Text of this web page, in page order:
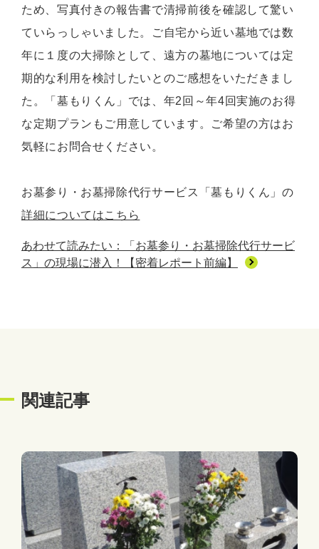
ため、写真付きの報告書で清掃前後を確認して驚い
ていらっしゃいました。ご自宅から近い墓地では数
年に１度の大掃除として、遠方の墓地については定
期的な利用を検討したいとのご感想をいただきまし
た。「墓もりくん」では、年2回～年4回実施のお得
な定期プランもご用意しています。ご希望の方はお
気軽にお問合せください。
お墓参り・お墓掃除代行サービス「墓もりくん」の
詳細についてはこちら
あわせて読みたい：「お墓参り・お墓掃除代行サービ
ス」の現場に潜入！【密着レポート前編】
関連記事